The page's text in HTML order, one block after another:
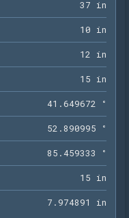
37 in
10 in
12 in
1 5 in
41 .649672 °
52 . 890995 °
85 .459333 °
1 5 in
7 . 974891 in